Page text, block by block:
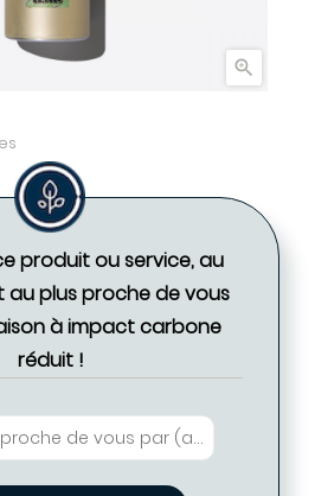

produit ou service, au
au plus proche de vous
à impact carbone
réduit !